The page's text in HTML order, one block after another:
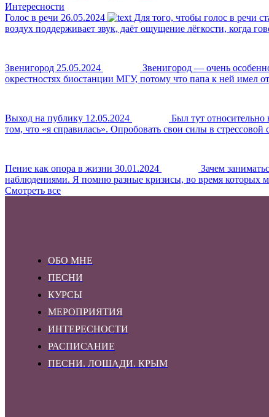
Интересности
Голос в речи 26.05.2024
Для того, чтобы голос в речи
воздух поддерживает звук, даёт ощущение лёгкости, когда
Звенигород 25.05.2024
Звенигород — очень
окрестностях биостанции МГУ, потому что папа к ней имел
Выход на публику 12.05.2024
Был тут
том, что «я справилась». Опробовать свои силы в
Пение как опора в жизни 30.01.2024
Зачем
наблюдениями. Я помню разные кризисы, во время которых
Смотреть все
ОБО МНЕ
ПЕСНИ
КУРСЫ
МЕРОПРИЯТИЯ
ИНТЕРЕСНОСТИ
РАСПИСАНИЕ
ПЕСНИ. ЛОШАДИ. КРЫМ